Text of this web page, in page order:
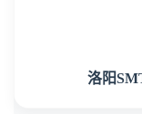
洛阳